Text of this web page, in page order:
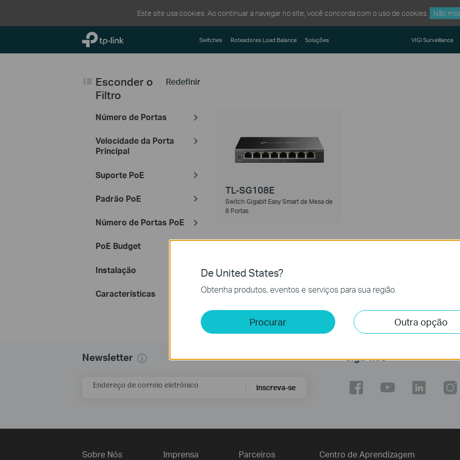
Este site usa cookies. Ao continuar a navegar no site, você concorda com o uso de cookies. Não
TP-Link, Reliably Smart Switches Roteadores Load Balance Soluções VIGI Surveillance
Redefinir
Esconder o
Filtro
Número de Portas
Velocidade da Porta
Principal
Suporte PoE
Padrão PoE
Número de Portas PoE
PoE Budget
Instalação
Características
TL-SG108E
Switch Gigabit Easy Smart de Mesa de
8 Portas
Newsletter
Endereço de correio eletrónico Inscreva-se
Siga-nos
Sobre Nós Imprensa Parceiros Centro de Aprendizagem
De United States?
Obtenha produtos, eventos e serviços para sua região.
Procurar Outra opção